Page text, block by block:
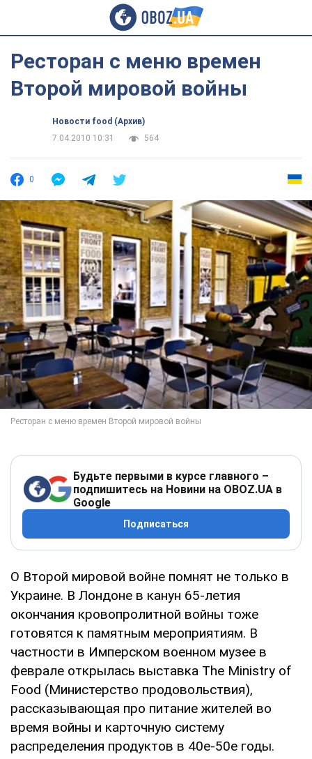
Ресторан с меню времен
Второй мировой войны
Новости food (Архив)
7.04.2010 10:31
564
0
Будьте первыми в курсе главного –
подпишитесь на Новини на OBOZ.UA в
Google
Подписаться
О Второй мировой войне помнят не только в
Украине. В Лондоне в канун 65-летия
окончания кровопролитной войны тоже
готовятся к памятным мероприятиям. В
частности в Имперском военном музее в
феврале открылась выставка The Ministry of
Food (Министерство продовольствия),
рассказывающая про питание жителей во
время войны и карточную систему
распределения продуктов в 40е-50е годы.